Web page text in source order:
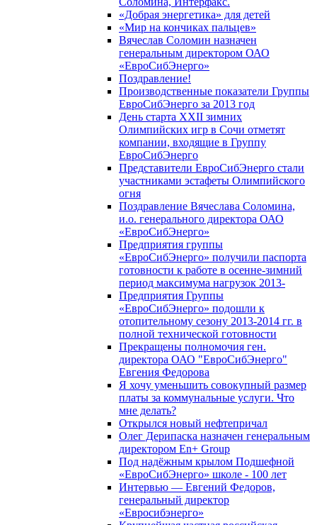
«Добрая энергетика» для детей
«Мир на кончиках пальцев»
Вячеслав Соломин назначен
генеральным директором ОАО
«ЕвроСибЭнерго»
Поздравление!
Производственные показатели Группы
ЕвроСибЭнерго за 2013 год
День старта XXII зимних
Олимпийских игр в Сочи отметят
компании, входящие в Группу
ЕвроСибЭнерго
Представители ЕвроСибЭнерго стали
участниками эстафеты Олимпийского
огня
Поздравление Вячеслава Соломина,
и.о. генерального директора ОАО
«ЕвроСибЭнерго»
Предприятия группы
«ЕвроСибЭнерго» получили паспорта
готовности к работе в осенне-зимний
период максимума нагрузок 2013-
Предприятия Группы
«ЕвроСибЭнерго» подошли к
отопительному сезону 2013-2014 гг. в
полной технической готовности
Прекращены полномочия ген.
директора ОАО "ЕвроСибЭнерго"
Евгения Федорова
Я хочу уменьшить совокупный размер
платы за коммунальные услуги. Что
мне делать?
Открылся новый нефтепричал
Олег Дерипаска назначен генеральным
директором En+ Group
Под надёжным крылом Подшефной
«ЕвроСибЭнерго» школе - 100 лет
Интервью — Евгений Федоров,
генеральный директор
«Евросибэнерго»